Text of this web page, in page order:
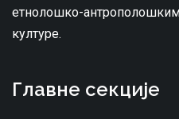
етнолошко-
културе.
Главне секције